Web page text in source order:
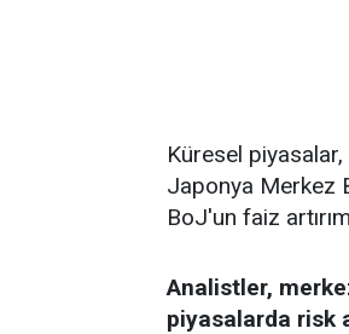
Küresel
Japonya Merkez
BoJ'un faiz
Analistler,
piyasalarda risk